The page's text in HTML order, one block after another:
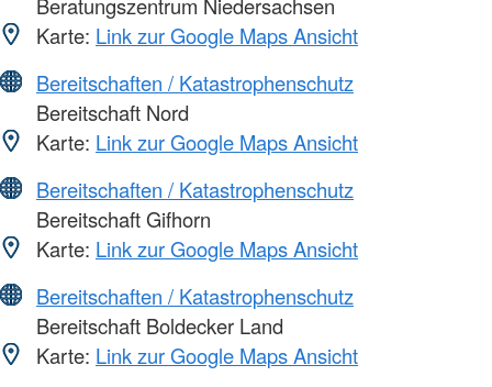
Beratungszentrum Niedersachsen
Karte: Link zur Google Maps Ansicht
Bereitschaften / Katastrophenschutz
Bereitschaft Nord
Karte: Link zur Google Maps Ansicht
Bereitschaften / Katastrophenschutz
Bereitschaft Gifhorn
Karte: Link zur Google Maps Ansicht
Bereitschaften / Katastrophenschutz
Bereitschaft Boldecker Land
Karte: Link zur Google Maps Ansicht